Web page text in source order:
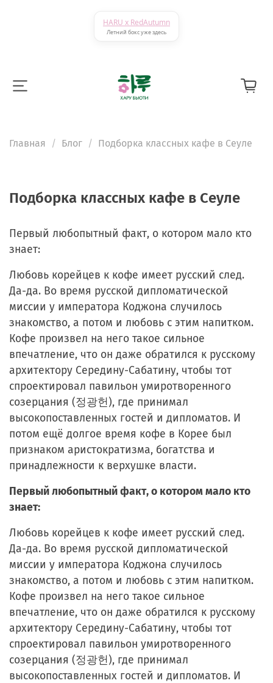
HARU x RedAutumn
Летний бокс уже здесь
Главная Блог Подборка классных кафе в Сеуле
Подборка классных кафе в Сеуле
Первый любопытный факт, о котором мало кто
знает:
Любовь корейцев к кофе имеет русский след.
Да-да. Во время русской дипломатической
миссии у императора Коджона случилось
знакомство, а потом и любовь с этим напитком.
Кофе произвел на него такое сильное
впечатление, что он даже обратился к русскому
архитектору Середину-Сабатину, чтобы тот
спроектировал павильон умиротворенного
созерцания (정광헌), где принимал
высокопоставленных гостей и дипломатов. И
потом ещё долгое время кофе в Корее был
признаком аристократизма, богатства и
принадлежности к верхушке власти.
Первый любопытный факт, о котором мало кто
знает:
Любовь корейцев к кофе имеет русский след.
Да-да. Во время русской дипломатической
миссии у императора Коджона случилось
знакомство, а потом и любовь с этим напитком.
Кофе произвел на него такое сильное
впечатление, что он даже обратился к русскому
архитектору Середину-Сабатину, чтобы тот
спроектировал павильон умиротворенного
созерцания (정광헌), где принимал
высокопоставленных гостей и дипломатов. И